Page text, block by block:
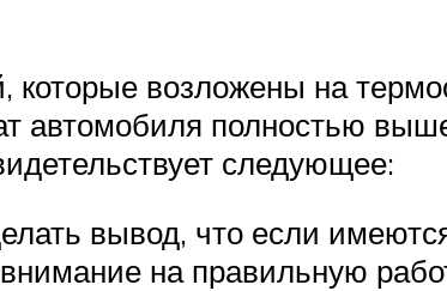
возложены на
автомобиля полностью
следующее:
вывод, что если
на правильную